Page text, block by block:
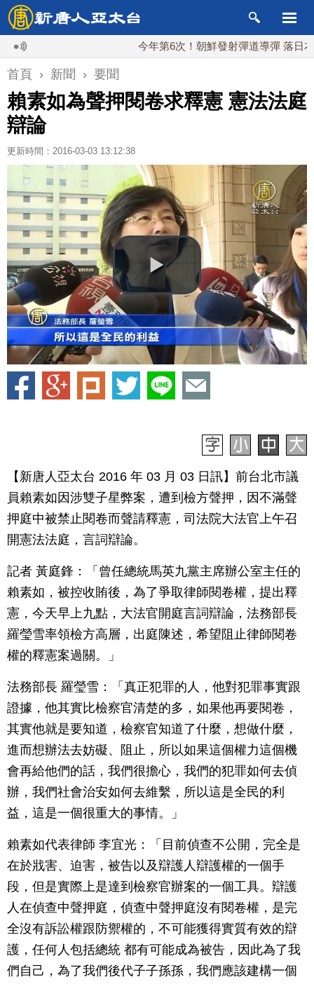
今年第6次！朝鮮發射彈道導彈 落日本EEZ外
首頁 › 新聞 › 要聞
賴素如為聲押閱卷求釋憲 憲法法庭
辯論
更新時間：2016-03-03 13:12:38
【新唐人亞太台 2016 年 03 月 03 日訊】前台北市議
員賴素如因涉雙子星弊案，遭到檢方聲押，因不滿聲
押庭中被禁止閱卷而聲請釋憲，司法院大法官上午召
開憲法法庭，言詞辯論。
記者 黃庭鋒：「曾任總統馬英九黨主席辦公室主任的
賴素如，被控收賄後，為了爭取律師閱卷權，提出釋
憲，今天早上九點，大法官開庭言詞辯論，法務部長
羅瑩雪率領檢方高層，出庭陳述，希望阻止律師閱卷
權的釋憲案過關。」
法務部長 羅瑩雪：「真正犯罪的人，他對犯罪事實跟
證據，他其實比檢察官清楚的多，如果他再要閱卷，
其實他就是要知道，檢察官知道了什麼，想做什麼，
進而想辦法去妨礙、阻止，所以如果這個權力這個機
會再給他們的話，我們很擔心，我們的犯罪如何去偵
辦，我們社會治安如何去維繫，所以這是全民的利
益，這是一個很重大的事情。」
賴素如代表律師 李宜光：「目前偵查不公開，完全是
在於戕害、迫害，被告以及辯護人辯護權的一個手
段，但是實際上是達到檢察官辦案的一個工具。辯護
人在偵查中聲押庭，偵查中聲押庭沒有閱卷權，是完
全沒有訴訟權跟防禦權的，不可能獲得實質有效的辯
護，任何人包括總統 都有可能成為被告，因此為了我
們自己，為了我們後代子子孫孫，我們應該建構一個